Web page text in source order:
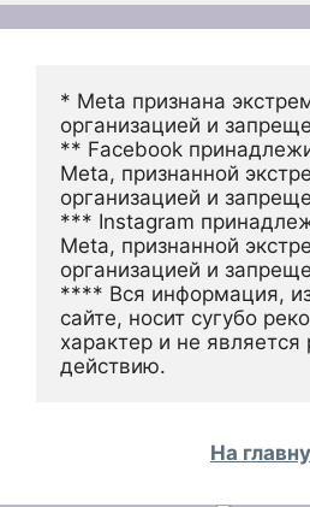
* Meta признана
организацией и
** Facebook
Meta, признанной
организацией и
*** Instagram
Meta, признанной
организацией и
**** Вся информация,
сайте, носит сугубо
характер и не
действию.
На